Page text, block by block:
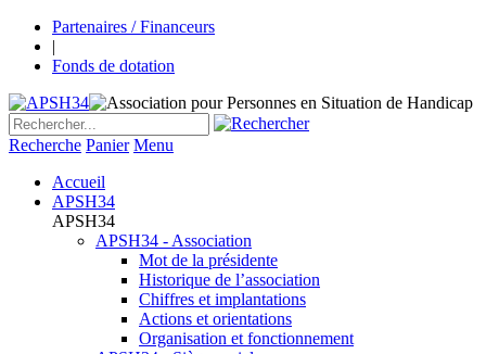
Partenaires / Financeurs
|
Fonds de dotation
Recherche Panier Menu
Accueil
APSH34
APSH34
APSH34 - Association
Mot de la présidente
Historique de l’association
Chiffres et implantations
Actions et orientations
Organisation et fonctionnement